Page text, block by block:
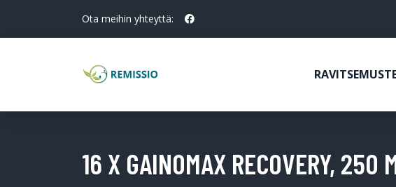
Ota meihin yhteyttä:
16 X GAINOMAX RECOVERY, 250